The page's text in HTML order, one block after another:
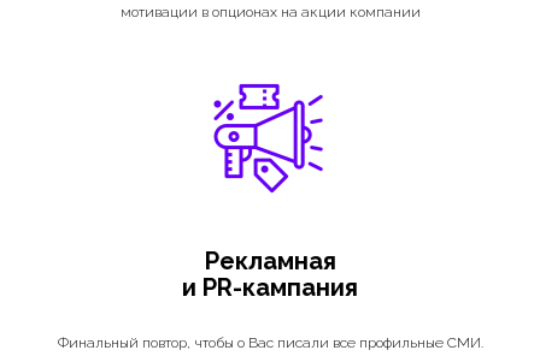
мотивации в опционах на акции компании
Рекламная
и PR-кампания
Финальный повтор, чтобы о Вас писали все профильные СМИ.